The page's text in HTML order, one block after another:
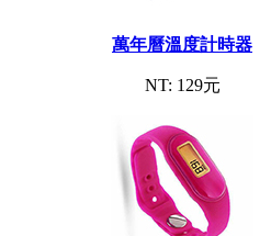
萬年曆溫度計時器
NT: 129元